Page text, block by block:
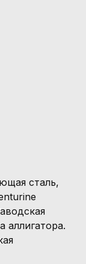
сталь,
аллигатора.